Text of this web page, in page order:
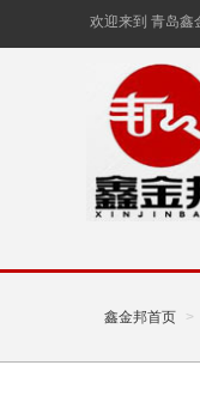
欢迎来到 青岛鑫
鑫金邦首页